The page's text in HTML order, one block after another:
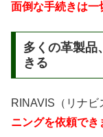
面倒な手続きは一
多くの革製品
きる
RINAVIS（リナビ
ニングを依頼でき